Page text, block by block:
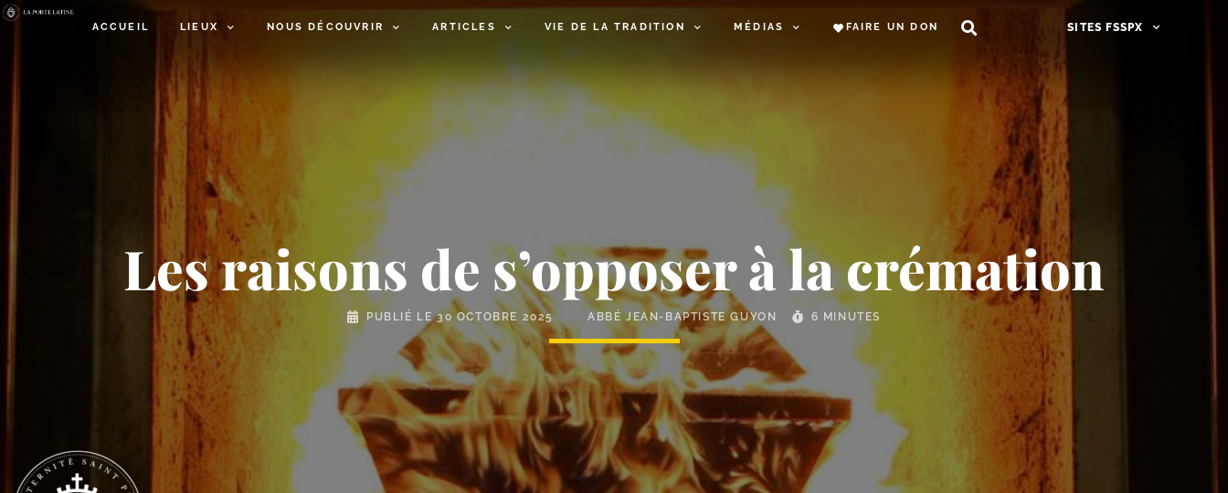
ACCUEIL LIEUX NOUS DÉCOUVRIR ARTICLES VIE DE LA TRADITION MÉDIAS FAIRE UN DON SITES FSSPX
Les raisons de s’opposer à la crémation
PUBLIÉ LE30 OCTOBRE 2025 ABBÉ JEAN-BAPTISTE GUYON 6 MINUTES